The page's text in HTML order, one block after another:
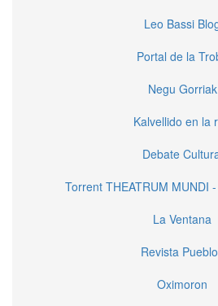
Leo Bassi
Portal de la
Negu Gorriak
Kalvellido en la
Debate
Torrent THEATRUM MUNDI
La Ventana
Revista
Oximoron